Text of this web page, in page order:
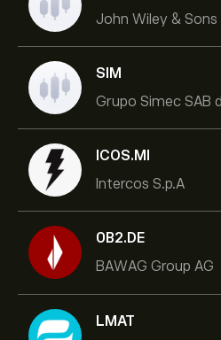
John Wiley & Sons
SIM
Grupo Simec SAB
ICOS.MI
Intercos S.p.A
0B2.DE
BAWAG Group AG
LMAT